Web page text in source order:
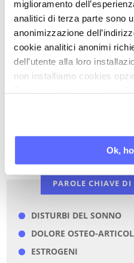
miglioramento
analitici di terza parte sono
anonimizzazione
cookie analitici anonimi
dell’utente alla loro
non installiamo cookies
Ok,
Ultimi articoli su:
MENOPAUSA
PAROLE CHIAVE
DISTURBI DEL SONNO
DOLORE OSTEO-
ESTROGENI